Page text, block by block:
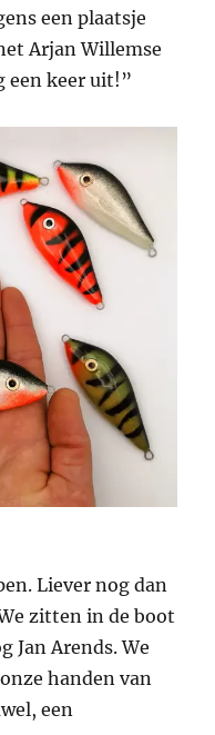
een plaatsje
Arjan Willemse
een keer uit!”
Liever nog dan
zitten in de boot
Jan Arends. We
handen van
een